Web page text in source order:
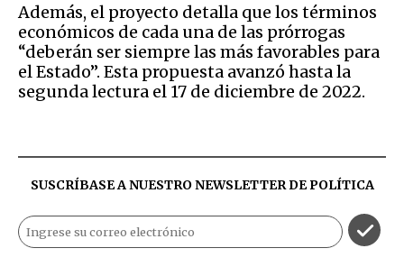
Además, el proyecto detalla que los términos
económicos de cada una de las prórrogas
“deberán ser siempre las más favorables para
el Estado”. Esta propuesta avanzó hasta la
segunda lectura el 17 de diciembre de 2022.
SUSCRÍBASE A NUESTRO NEWSLETTER DEPOLÍTICA